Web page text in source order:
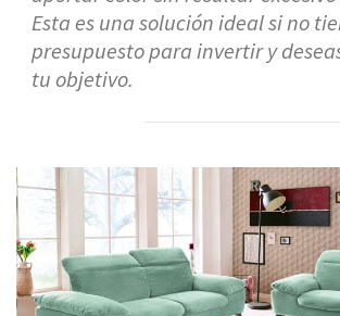
Esta es una solución ideal si no
presupuesto para invertir y
tu objetivo.